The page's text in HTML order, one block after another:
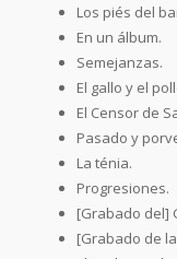
Los piés del
En un álbum.
Semejanzas.
El gallo y el
El Censor de
Pasado y
La ténia.
Progresiones.
[Grabado del]
[Grabado de